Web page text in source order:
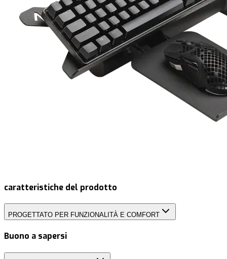
caratteristiche del prodotto
PROGETTATO PER FUNZIONALITÀ E COMFORT
Buono a sapersi